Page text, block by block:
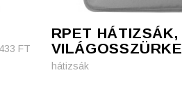
FT
RPET HÁTIZSÁK,
VILÁGOSSZÜRKE
hátizsák